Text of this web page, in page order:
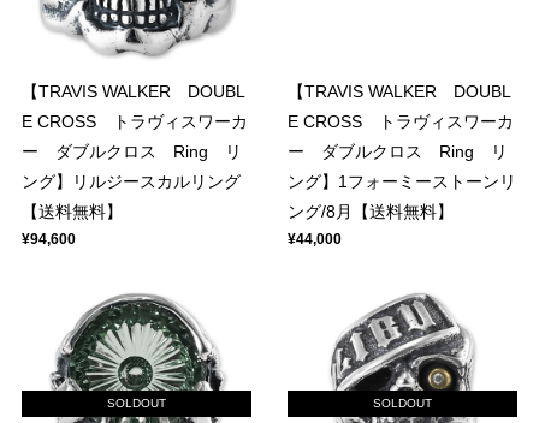
【TRAVIS WALKER DOUBL
E CROSS トラヴィスワーカ
ー ダブルクロス Ring リ
ング】リルジースカルリング
【送料無料】
¥94,600
【TRAVIS WALKER DOUBL
E CROSS トラヴィスワーカ
ー ダブルクロス Ring リ
ング】1フォーミーストーンリ
ング/8月【送料無料】
¥44,000
SOLDOUT SOLDOUT